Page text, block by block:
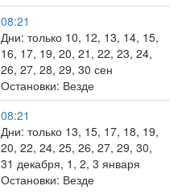
08:21
Дни: только 10, 12, 13, 14, 15,
16, 17, 19, 20, 21, 22, 23, 24,
26, 27, 28, 29, 30 сен
Остановки: Везде
08:21
Дни: только 13, 15, 17, 18, 19,
20, 22, 24, 25, 26, 27, 29, 30,
31 декабря, 1, 2, 3 января
Остановки: Везде